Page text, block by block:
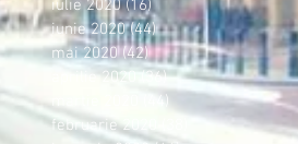
iulie 2020 (16)16 postări
iunie 2020 (44)44 postări
mai 2020 (42)42 postări
aprilie 2020 (36)36 postări
martie 2020
(44) 44 postări
februarie 2020
38 postări